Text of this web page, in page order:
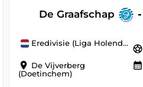
De Graafschap -
Eredivisie (Liga Holenderska)
sports_soccer
location_on De Vijverberg
(Doetinchem)
calendar_month